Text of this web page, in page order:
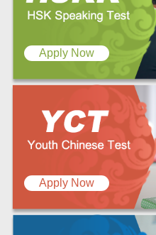
Apply Now
Apply Now